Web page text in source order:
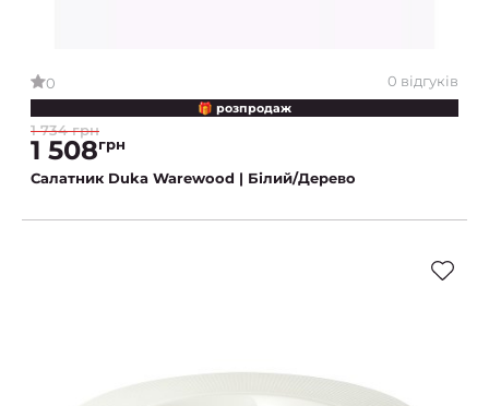
0 0 відгуків
🎁 розпродаж
1 734 грн
1 508грн
Салатник Duka Warewood | Білий/Дерево